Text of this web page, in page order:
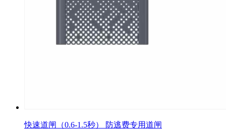
快速道闸（0.6-1.5秒） 防逃费专用道闸